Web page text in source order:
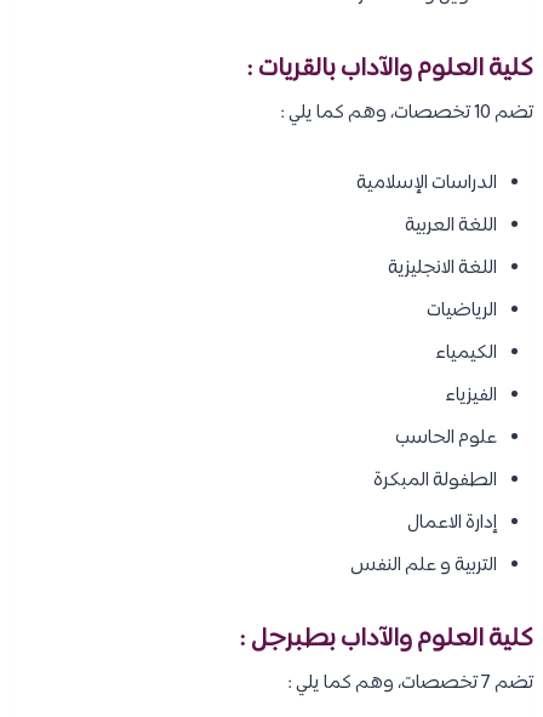
كلية العلوم والآداب بالقريات :
تضم 10 تخصصات، وهم كما يلي :
الدراسات الإسلامية
اللغة العربية
اللغة الانجليزية
الرياضيات
الكيمياء
الفيزياء
علوم الحاسب
الطفولة المبكرة
إدارة الاعمال
التربية و علم النفس
كلية العلوم والآداب بطبرجل :
تضم 7 تخصصات، وهم كما يلي :